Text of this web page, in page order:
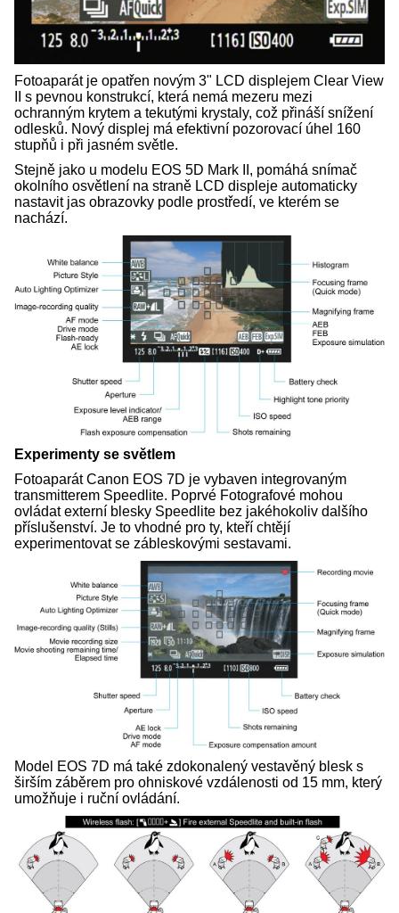
Fotoaparát je opatřen novým 3" LCD displejem Clear View
II s pevnou konstrukcí, která nemá mezeru mezi
ochranným krytem a tekutými krystaly, což přináší snížení
odlesků. Nový displej má efektivní pozorovací úhel 160
stupňů i při jasném světle.
Stejně jako u modelu EOS 5D Mark II, pomáhá snímač
okolního osvětlení na straně LCD displeje automaticky
nastavit jas obrazovky podle prostředí, ve kterém se
nachází.
Experimenty se světlem
Fotoaparát Canon EOS 7D je vybaven integrovaným
transmitterem Speedlite. Poprvé Fotografové mohou
ovládat externí blesky Speedlite bez jakéhokoliv dalšího
příslušenství. Je to vhodné pro ty, kteří chtějí
experimentovat se zábleskovými sestavami.
Model EOS 7D má také zdokonalený vestavěný blesk s
širším záběrem pro ohniskové vzdálenosti od 15 mm, který
umožňuje i ruční ovládání.